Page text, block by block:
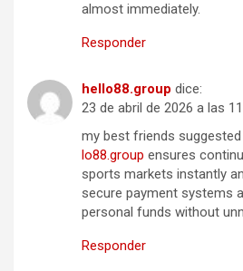
almost immediately.
Responder
h​e​l​l​o​88.grou​p dice:
23 de abril de 2026 a las
my best friends
lo88.​g​ro​up ensures
sports markets instantly
secure payment systems
personal funds without
Responder